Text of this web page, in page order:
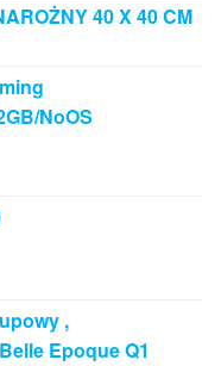
40 X 40 CM
NoOS
,
Epoque Q1